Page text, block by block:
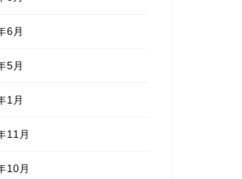
6月
5月
1月
11月
10月